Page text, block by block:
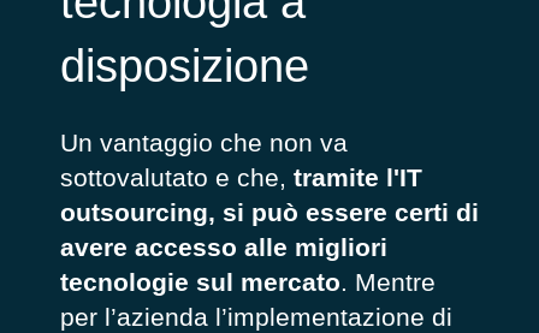
disposizione
Un vantaggio che non va
sottovalutato e che, tramite l'IT
outsourcing, si può essere certi di
avere accesso alle migliori
tecnologie sul mercato. Mentre
per l’azienda l’implementazione di